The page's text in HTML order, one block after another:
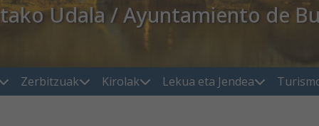
Udala / Ayuntamiento de
Zerbitzuak Kirolak Lekua eta Jendea